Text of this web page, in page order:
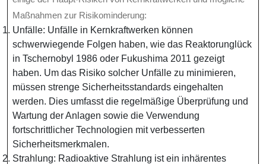
Maßnahmen zur Risikominderung:
Unfälle: Unfälle in Kernkraftwerken können
schwerwiegende Folgen haben, wie das Reaktorunglück
in Tschernobyl 1986 oder Fukushima 2011 gezeigt
haben. Um das Risiko solcher Unfälle zu minimieren,
müssen strenge Sicherheitsstandards eingehalten
werden. Dies umfasst die regelmäßige Überprüfung und
Wartung der Anlagen sowie die Verwendung
fortschrittlicher Technologien mit verbesserten
Sicherheitsmerkmalen.
Strahlung: Radioaktive Strahlung ist ein inhärentes